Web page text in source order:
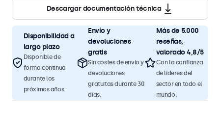
Descargar documentación técnica
Disponibilidad a
largo plazo
Disponible de
forma continua
durante los
próximos años.
Envío y
devoluciones
gratis
Sin costes de envío y
devoluciones
gratuitas durante 30
días.
Más de 5.000
reseñas,
valorado 4,8/5
Con la confianza
de líderes del
sector en todo el
mundo.